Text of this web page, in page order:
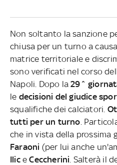
Non soltanto la sanzione
chiusa per un turno a
matrice territoriale e
sono verificati nel corso
Napoli. Dopo la29^
le decisioni del giudice
squalifiche dei calciatori.
tutti per un turno .
che in vista della prossima
Faraoni (per lui anche
IliceCeccherini . Salterà il